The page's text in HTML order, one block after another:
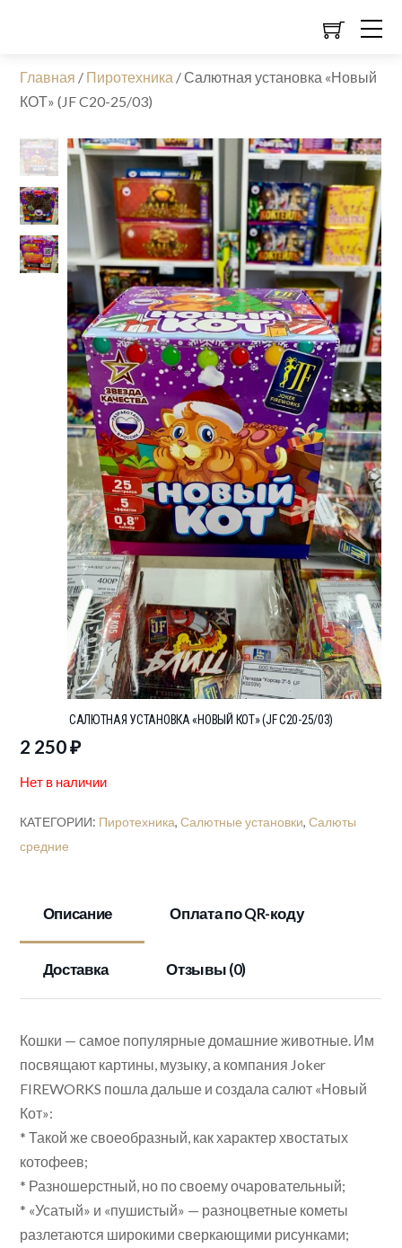
Главная / Пиротехника /Салютная установка «Новый
КОТ» (JF C20-25/03)
САЛЮТНАЯ УСТАНОВКА «НОВЫЙ КОТ» (JF C20-25/03)
2 250₽
Нет в наличии
КАТЕГОРИИ: Пиротехника,Салютные установки,Салюты
средние
Описание Оплата по QR-коду
Доставка Отзывы (0)
Кошки — самое популярные домашние животные. Им
посвящают картины, музыку, а компания Joker
FIREWORKS пошла дальше и создала салют «Новый
Кот»:
* Такой же своеобразный, как характер хвостатых
котофеев;
* Разношерстный, но по своему очаровательный;
* «Усатый» и «пушистый» — разноцветные кометы
разлетаются широкими сверкающими рисунками;